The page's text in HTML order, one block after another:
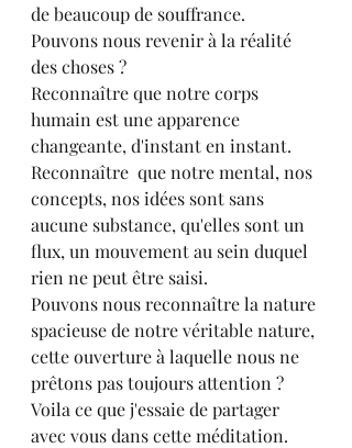
de beaucoup de souffrance.
Pouvons nous revenir à la réalité
des choses ?
Reconnaître que notre corps
humain est une apparence
changeante, d'instant en instant.
Reconnaître  que notre mental, nos
concepts, nos idées sont sans
aucune substance, qu'elles sont un
flux, un mouvement au sein duquel
rien ne peut être saisi.
Pouvons nous reconnaître la nature
spacieuse de notre véritable nature,
cette ouverture à laquelle nous ne
prêtons pas toujours attention ?
Voila ce que j'essaie de partager
avec vous dans cette méditation.